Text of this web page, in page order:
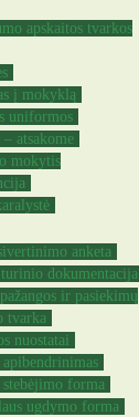
apskaitos tvarkos
į mokyklą
uniformos
– atsakome
mokytis
anketa
dokumentacija
ir pasiekimų
tvarka
nuostatai
apibendrinimas
stebėjimo forma
ugdymo forma